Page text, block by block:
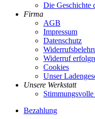
Die Geschichte
Firma
AGB
Impressum
Datenschutz
Widerruf
Cookies
Unser
Unsere Werkstatt
Bezahlung